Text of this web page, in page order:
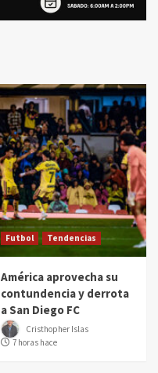
Futbol Tendencias
América aprovecha su
contundencia y derrota
a San Diego FC
Cristhopher Islas
7 horas hace